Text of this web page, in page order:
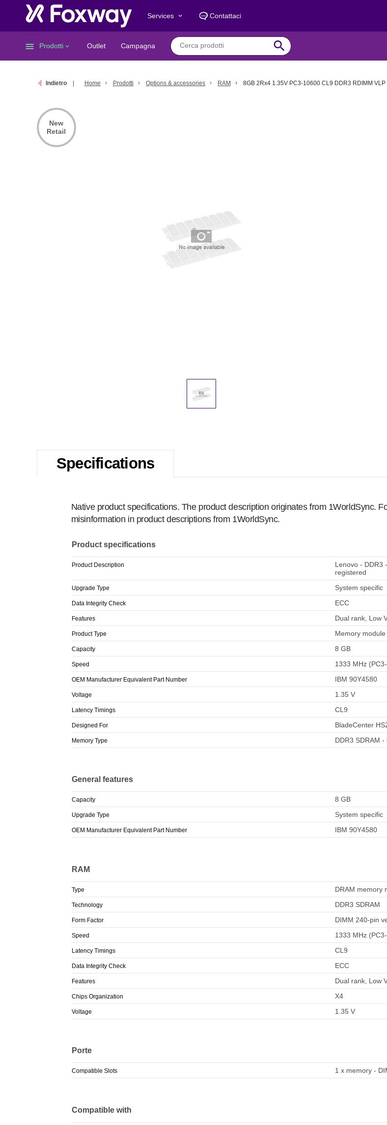
Services keyboard_arrow_down Contattaci
menu Prodotti keyboard_arrow_down Outlet Campagna search
Indietro Home Prodotti Options & accessories RAM 8GB 2Rx4 1.35V PC3-10600 CL9 DDR3 RDIMM VLP
New
Retail
Specifications
Native product specifications. The product description originates from 1WorldSync.
misinformation in product descriptions from 1WorldSync.
Product specifications
Product Description
Lenovo - DDR3
registered
Upgrade Type System specific
Data Integrity Check ECC
Features Dual rank, Low
Product Type Memory module
Capacity 8 GB
Speed 1333 MHz
OEM Manufacturer Equivalent Part Number IBM 90Y4580
Voltage 1.35 V
Latency Timings CL9
Designed For BladeCenter
Memory Type DDR3 SDRAM
General features
Capacity 8 GB
Upgrade Type System specific
OEM Manufacturer Equivalent Part Number IBM 90Y4580
RAM
Type DRAM memory
Technology DDR3 SDRAM
Form Factor DIMM 240-pin
Speed 1333 MHz
Latency Timings CL9
Data Integrity Check ECC
Features Dual rank, Low
Chips Organization X4
Voltage 1.35 V
Porte
Compatible Slots 1 x memory -
Compatible with